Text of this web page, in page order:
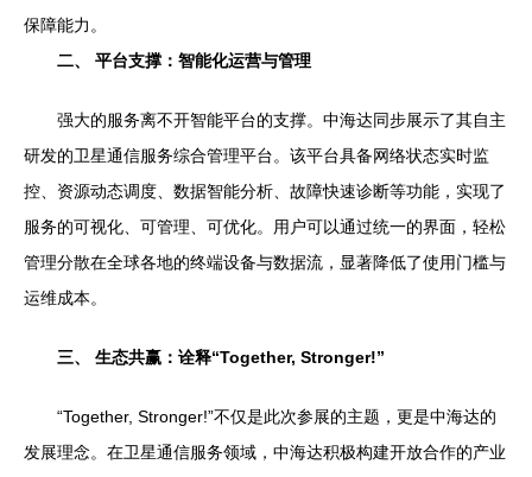
保障能力。
二、 平台支撑：智能化运营与管理
强大的服务离不开智能平台的支撑。中海达同步展示了其自主
研发的卫星通信服务综合管理平台。该平台具备网络状态实时监
控、资源动态调度、数据智能分析、故障快速诊断等功能，实现了
服务的可视化、可管理、可优化。用户可以通过统一的界面，轻松
管理分散在全球各地的终端设备与数据流，显著降低了使用门槛与
运维成本。
三、 生态共赢：诠释“Together, Stronger!”
“Together, Stronger!”不仅是此次参展的主题，更是中海达的
发展理念。在卫星通信服务领域，中海达积极构建开放合作的产业